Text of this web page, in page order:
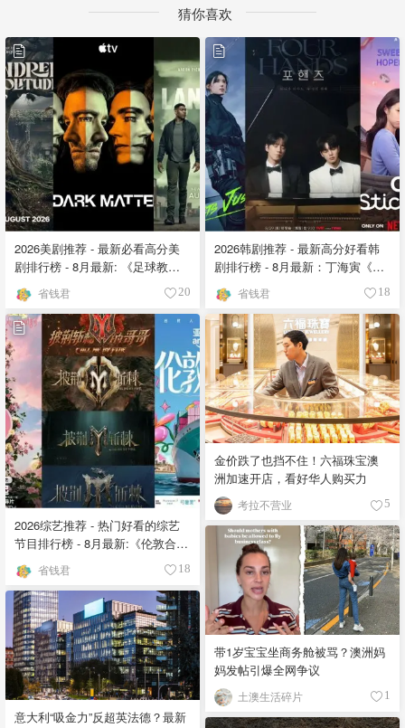
猜你喜欢
2026美剧推荐 - 最新必看高分美
剧排行榜 - 8月最新: 《​​足球教练
》第四季回归！
省钱君 20
2026韩剧推荐 - 最新高分好看韩
剧排行榜 - 8月最新：丁海寅《我
的荒糖恋爱 》上线❣️
省钱君 18
2026综艺推荐 - 热门好看的综艺
节目排行榜 - 8月最新:《​​伦敦合伙
人》回归啦
省钱君 18
金价跌了也挡不住！六福珠宝澳
洲加速开店，看好华人购买力
考拉不营业 5
带1岁宝宝坐商务舱被骂？澳洲妈
妈发帖引爆全网争议
土澳生活碎片 1
意大利“吸金力”反超英法德？最新